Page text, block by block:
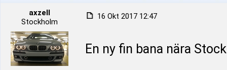
axzell
Stockholm
16 Okt 2017 12:47
En ny fin bana nära